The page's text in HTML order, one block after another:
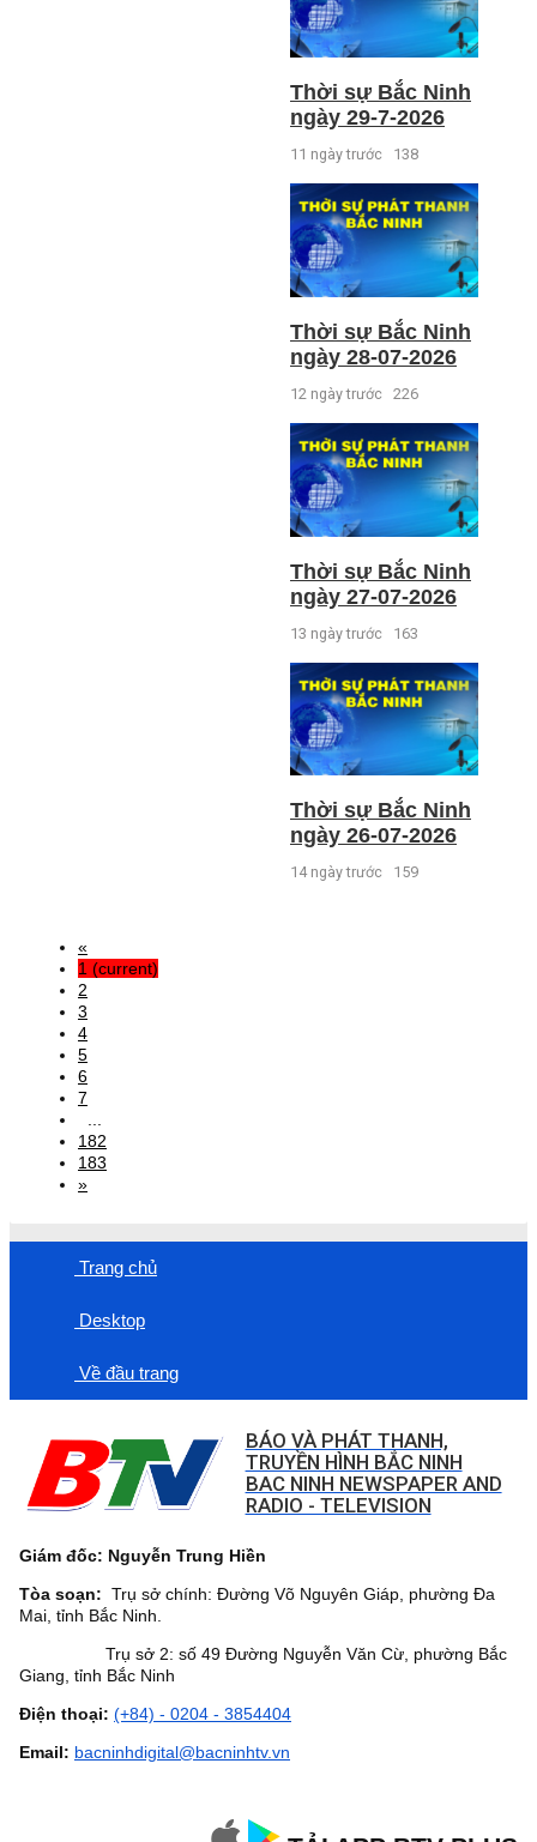
Thời sự Bắc Ninh
ngày 29-7-2026
11 ngày trước 138
Thời sự Bắc Ninh
ngày 28-07-2026
12 ngày trước 226
Thời sự Bắc Ninh
ngày 27-07-2026
13 ngày trước 163
Thời sự Bắc Ninh
ngày 26-07-2026
14 ngày trước 159
«
1 (current)
2
3
4
5
6
7
182
183
»
Trang chủ
Desktop
Về đầu trang
BÁO VÀ PHÁT THANH,
TRUYỀN HÌNH BẮC NINH
BAC NINH NEWSPAPER AND
RADIO - TELEVISION
Giám đốc: Nguyễn Trung Hiền
Tòa soạn: Trụ sở chính: Đường Võ Nguyên Giáp, phường Đa
Mai, tỉnh Bắc Ninh.
Trụ sở 2: số 49 Đường Nguyễn Văn Cừ, phường Bắc
Giang, tỉnh Bắc Ninh
Điện thoại: (+84) - 0204 - 3854404
Email: bacninhdigital@bacninhtv.vn